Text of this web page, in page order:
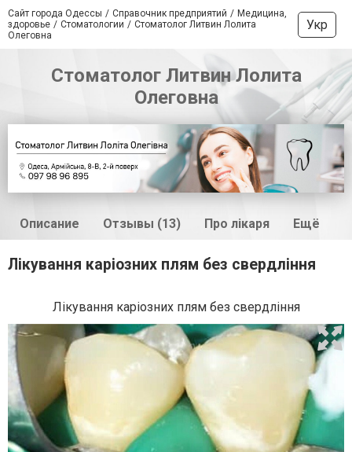
Сайт города Одессы Справочник предприятий
Медицина,
здоровье
Стоматологии
Стоматолог Литвин Лолита
Олеговна
Укр
Стоматолог Литвин Лолита
Олеговна
Описание Отзывы (13) Про лікаря Ещё
Лікування каріозних плям без свердління
Лікування каріозних плям без свердління